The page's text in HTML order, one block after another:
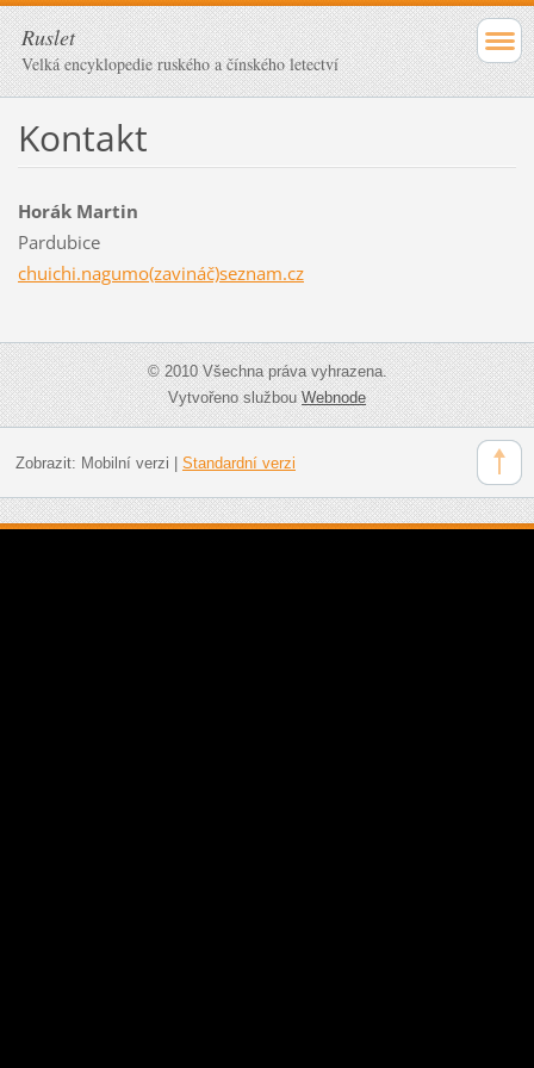
Ruslet
Velká encyklopedie ruského a čínského letectví
Kontakt
Horák Martin
Pardubice
chuichi.nagumo(zavináč)seznam.cz
© 2010 Všechna práva vyhrazena.
Vytvořeno službouWebnode
Zobrazit: Mobilní verzi Standardní verzi